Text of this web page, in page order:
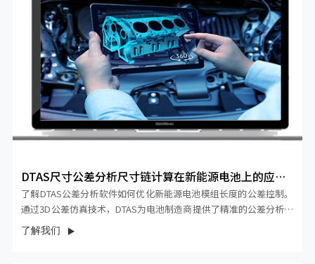
DTAS尺寸公差分析尺寸链计算在新能源电池上的应用
——模组长...
了解DTAS公差分析软件如何优化新能源电池模组长度的公差控制。
通过3D公差仿真技术，DTAS为电池制造商提供了精准的公差分析和
优化方案。本文通过实际案例，展示如何通过数字化手段提升模组
长度的精度和一致性，确保新能源电池的高质量生产。
了解我们